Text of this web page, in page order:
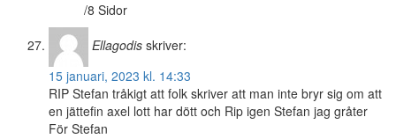
/8 Sidor
Ellagodis skriver:
15 januari, 2023 kl. 14:33
RIP Stefan tråkigt att folk skriver att man inte bryr sig om att
en jättefin axel lott har dött och Rip igen Stefan jag gråter
För Stefan